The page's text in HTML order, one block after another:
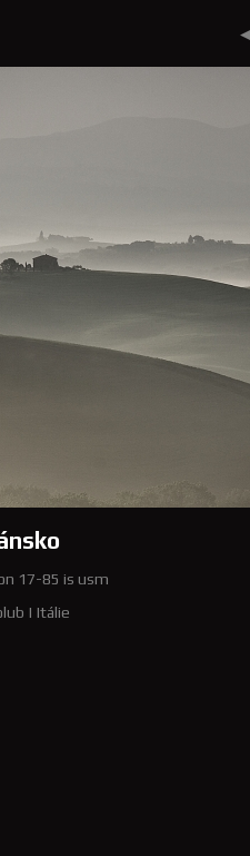
17-85 is usm
| Itálie